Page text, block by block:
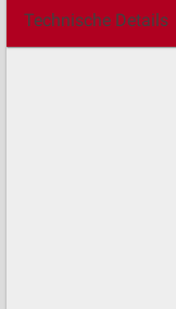
Technische Details